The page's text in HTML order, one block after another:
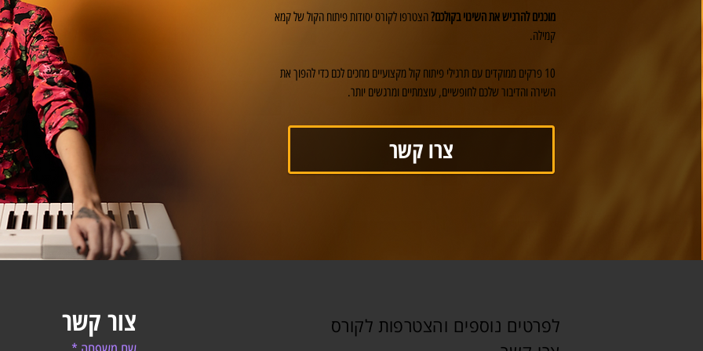
צרו קשר
מוכנים להרגיש את השינוי בקולכם?הצטרפו לקורס יסודות פיתוח הקול של קמא
קמילה.
10 פרקים ממוקדים עם תרגילי פיתוח קול מקצועיים מחכים לכם כדי להפוך את
השירה והדיבור שלכם לחופשיים, עוצמתיים ומרגשים יותר.
לפרטים נוספים והצטרפות לקורס
צור קשר